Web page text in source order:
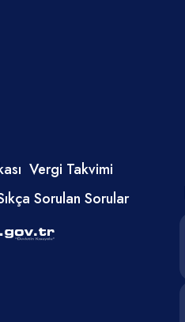
Vergi Takvimi
Sorulan Sorular